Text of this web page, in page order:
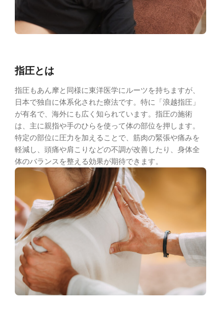
指圧とは
指圧もあん摩と同様に東洋医学にルーツを持ちますが、
日本で独自に体系化された療法です。特に「浪越指圧」
が有名で、海外にも広く知られています。指圧の施術
は、主に親指や手のひらを使って体の部位を押します。
特定の部位に圧力を加えることで、筋肉の緊張や痛みを
軽減し、頭痛や肩こりなどの不調が改善したり、身体全
体のバランスを整える効果が期待できます。